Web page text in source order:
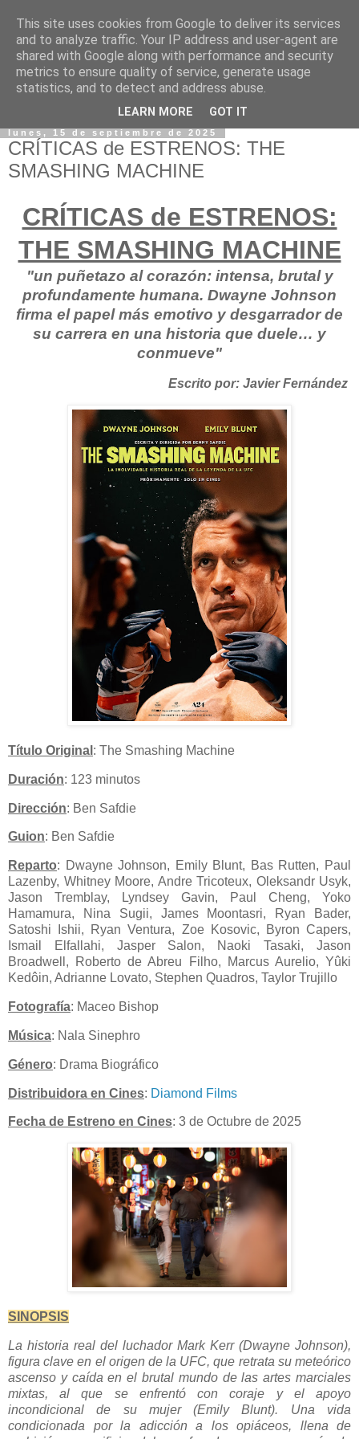
lunes, 15 de septiembre de 2025
CRÍTICAS de ESTRENOS: THE
SMASHING MACHINE
CRÍTICAS de ESTRENOS:
THE SMASHING MACHINE
"un puñetazo al corazón: intensa, brutal y
profundamente humana. Dwayne Johnson
firma el papel más emotivo y desgarrador de
su carrera en una historia que duele… y
conmueve"
Escrito por: Javier Fernández
Título Original : The Smashing Machine
Duración: 123 minutos
Dirección: Ben Safdie
Guion: Ben Safdie
Reparto: Dwayne Johnson, Emily Blunt, Bas Rutten, Paul
Lazenby, Whitney Moore, Andre Tricoteux, Oleksandr Usyk,
Jason Tremblay, Lyndsey Gavin, Paul Cheng, Yoko
Hamamura, Nina Sugii, James Moontasri, Ryan Bader,
Satoshi Ishii, Ryan Ventura, Zoe Kosovic, Byron Capers,
Ismail Elfallahi, Jasper Salon, Naoki Tasaki, Jason
Broadwell, Roberto de Abreu Filho, Marcus Aurelio, Yûki
Kedôin, Adrianne Lovato, Stephen Quadros, Taylor Trujillo
Fotografía: Maceo Bishop
Música: Nala Sinephro
Género: Drama Biográfico
Distribuidora en Cines: Diamond Films
Fecha de Estreno en Cines: 3 de Octubre de 2025
SINOPSIS
La historia real del luchador Mark Kerr (Dwayne Johnson),
figura clave en el origen de la UFC, que retrata su meteórico
ascenso y caída en el brutal mundo de las artes marciales
mixtas, al que se enfrentó con coraje y el apoyo
incondicional de su mujer (Emily Blunt). Una vida
condicionada por la adicción a los opiáceos, llena de
This site uses cookies from Google to deliver its services
and to analyze traffic. Your IP address and user-agent are
shared with Google along with performance and security
metrics to ensure quality of service, generate usage
statistics, and to detect and address abuse.
LEARN MORE GOT IT